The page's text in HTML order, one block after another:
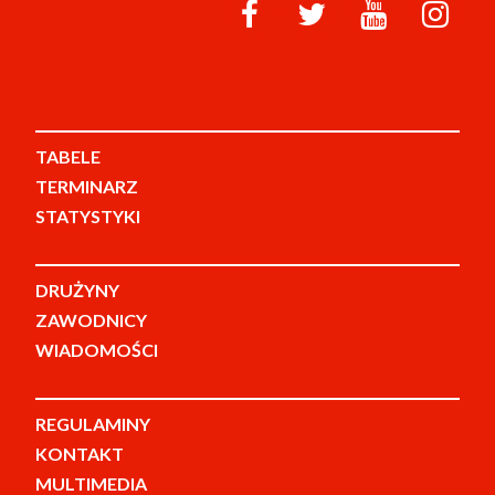
TABELE
TERMINARZ
STATYSTYKI
DRUŻYNY
ZAWODNICY
WIADOMOŚCI
REGULAMINY
KONTAKT
MULTIMEDIA